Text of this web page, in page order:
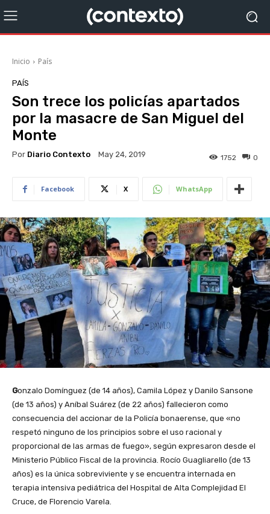
Inicio País
PAÍS
Son trece los policías apartados
por la masacre de San Miguel del
Monte
Por Diario Contexto May 24, 2019 0
1752
Facebook X WhatsApp
Gonzalo Domínguez (de 14 años), Camila López y Danilo Sansone
(de 13 años) y Aníbal Suárez (de 22 años) fallecieron como
consecuencia del accionar de la Policía bonaerense, que «no
respetó ninguno de los principios sobre el uso racional y
proporcional de las armas de fuego», según expresaron desde el
Ministerio Público Fiscal de la provincia. Rocío Guagliarello (de 13
años) es la única sobreviviente y se encuentra internada en
terapia intensiva pediátrica del Hospital de Alta Complejidad El
Cruce, de Florencio Varela.